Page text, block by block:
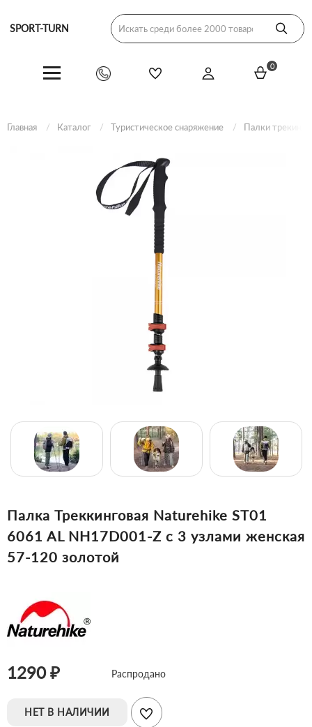
SPORT-TURN
0
Главная Каталог Туристическое снаряжение Палки
Палка Треккинговая Naturehike ST01
6061 AL NH17D001-Z с 3 узлами женская
57-120 золотой
1290 ₽ Распродано
НЕТ В НАЛИЧИИ